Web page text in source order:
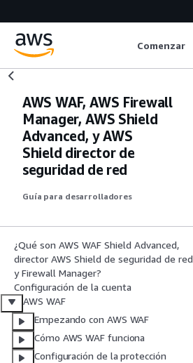
Comenzar
AWS WAF, AWS Firewall
Manager, AWS Shield
Advanced, y AWS
Shield director de
seguridad de red
Guía para desarrolladores
¿Qué son AWS WAF Shield Advanced,
director AWS Shield de seguridad de red
y Firewall Manager?
Configuración de la cuenta
AWS WAF
Empezando con AWS WAF
Cómo AWS WAF funciona
Configuración de la protección